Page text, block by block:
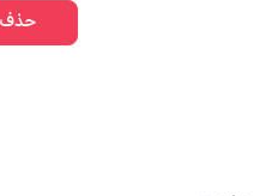
حذف